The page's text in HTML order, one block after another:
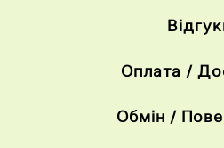
Оплата /
Обмін /